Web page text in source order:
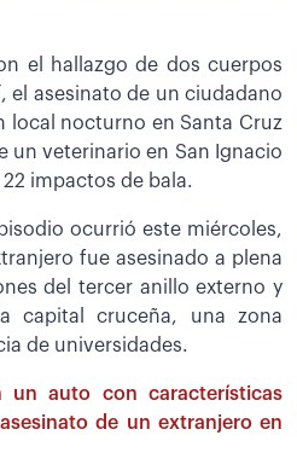
el hallazgo de dos cuerpos
el asesinato de un ciudadano
local nocturno en Santa Cruz
un veterinario en San Ignacio
impactos de bala.
ocurrió este miércoles,
fue asesinado a plena
del tercer anillo externo y
capital cruceña, una zona
de universidades.
un auto con características
de un extranjero en